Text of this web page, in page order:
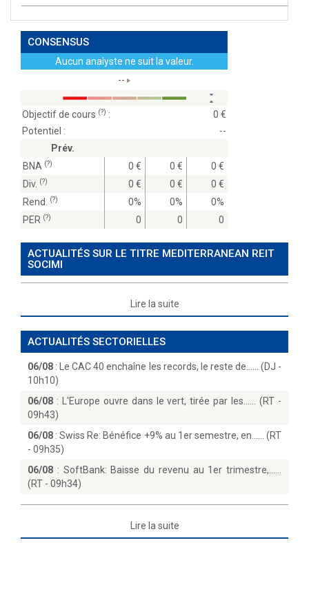
CONSENSUS
Aucun analyste ne suit la valeur.
--
Objectif de cours (?) :
0
Potentiel :
--
Prév.
BNA (?) 0 0
0
Div. (?) 0 0
0
Rend.
(?) 0% 0%
0%
PER (?) 0 0 0
ACTUALITÉS SUR LE TITRE MEDITERRANEAN REIT
SOCIMI
Lire la suite
ACTUALITÉS SECTORIELLES
06/08 :
Le CAC 40 enchaîne les records, le reste de...… (DJ -
10h10)
06/08 :
L'Europe ouvre dans le vert, tirée par les...… (RT -
09h43)
06/08 :Swiss Re: Bénéfice +9% au 1er semestre, en...… (RT
- 09h35)
06/08 : SoftBank: Baisse du revenu au 1er trimestre,...
(RT - 09h34)
Lire la suite